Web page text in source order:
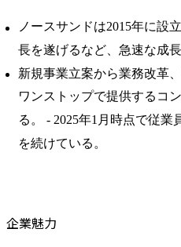
ノースサンドは2015年に設
長を遂げるなど、急速な成
新規事業立案から業務改革
ワンストップで提供するコ
る。 ​- 2025年1月時点で従業
を続けている。
企業魅力